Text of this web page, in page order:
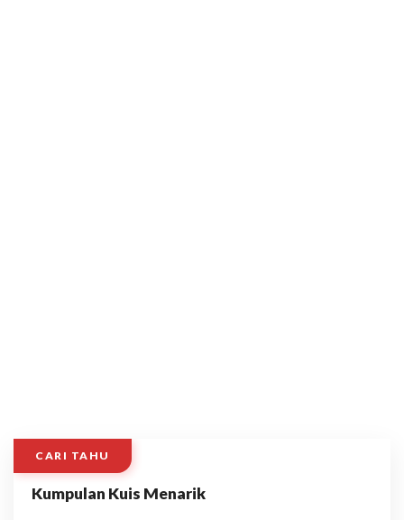
CARI TAHU
Kumpulan Kuis Menarik